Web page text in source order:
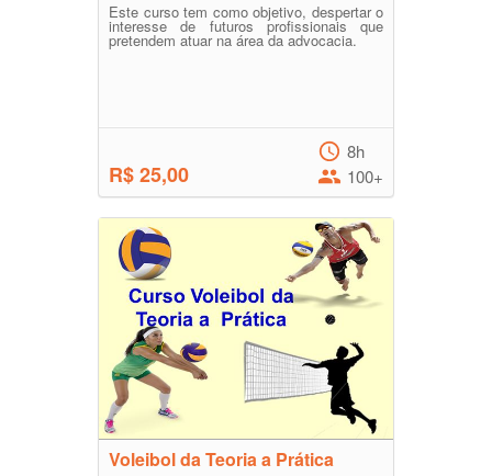
Este curso tem como objetivo, despertar o
interesse de futuros profissionais que
pretendem atuar na área da advocacia.
R$ 25,00
8h
100+
Voleibol da Teoria a Prática